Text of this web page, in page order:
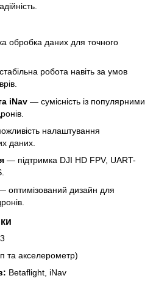
обробка даних для точного
робота навіть за умов
iNav — сумісність із популярними
налаштування
даних.
— підтримка DJI HD FPV, UART-
оптимізований дизайн для
та акселерометр)
Betaflight, iNav